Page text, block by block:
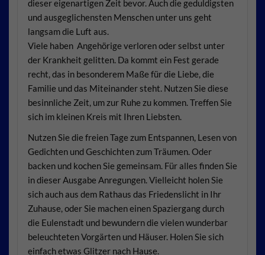
dieser eigenartigen Zeit bevor. Auch die geduldigsten
und ausgeglichensten Menschen unter uns geht
langsam die Luft aus.
Viele haben Angehörige verloren oder selbst unter
der Krankheit gelitten. Da kommt ein Fest gerade
recht, das in besonderem Maße für die Liebe, die
Familie und das Miteinander steht. Nutzen Sie diese
besinnliche Zeit, um zur Ruhe zu kommen. Treffen Sie
sich im kleinen Kreis mit Ihren Liebsten.
Nutzen Sie die freien Tage zum Entspannen, Lesen von
Gedichten und Geschichten zum Träumen. Oder
backen und kochen Sie gemeinsam. Für alles finden Sie
in dieser Ausgabe Anregungen. Vielleicht holen Sie
sich auch aus dem Rathaus das Friedenslicht in Ihr
Zuhause, oder Sie machen einen Spaziergang durch
die Eulenstadt und bewundern die vielen wunderbar
beleuchteten Vorgärten und Häuser. Holen Sie sich
einfach etwas Glitzer nach Hause.